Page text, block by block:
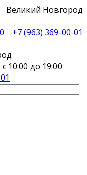
Великий Новгород
+7 (963) 369-00-01
10:00 до 19:00